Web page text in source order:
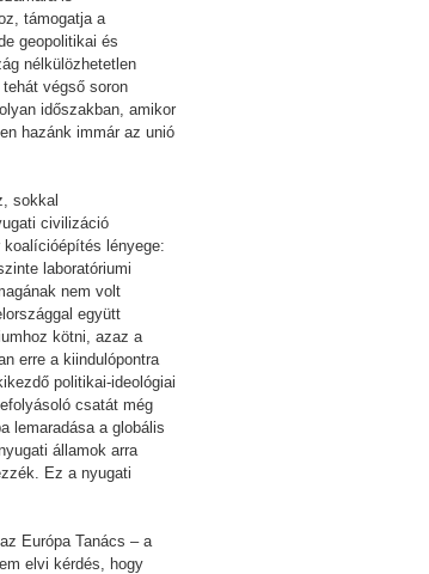
támogatja a
geopolitikai és
nélkülözhetetlen
végső soron
időszakban, amikor
hazánk immár az unió
sokkal
civilizáció
lényege:
laboratóriumi
nem volt
együtt
kötni, azaz a
erre a kiindulópontra
politikai-ideológiai
csatát még
lemaradása a globális
államok arra
Ez a nyugati
Európa Tanács – a
elvi kérdés, hogy